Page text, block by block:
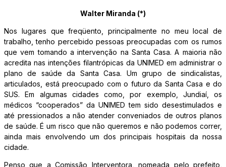
Walter Miranda (*)
Nos lugares que freqüento, principalmente no meu local de
trabalho, tenho percebido pessoas preocupadas com os rumos
que vem tomando a intervenção na Santa Casa. A maioria não
acredita nas intenções filantrópicas da UNIMED em administrar o
plano de saúde da Santa Casa. Um grupo de sindicalistas,
articulados, está preocupado com o futuro da Santa Casa e do
SUS. Em algumas cidades como, por exemplo, Jundiaí, os
médicos “cooperados” da UNIMED tem sido desestimulados e
até pressionados a não atender conveniados de outros planos
de saúde. É um risco que não queremos e não podemos correr,
ainda mais envolvendo um dos principais hospitais da nossa
cidade.
Penso que a Comissão Interventora, nomeada pelo prefeito,